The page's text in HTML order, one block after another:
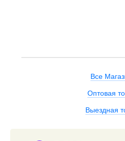
Все
Оптовая
Выездная